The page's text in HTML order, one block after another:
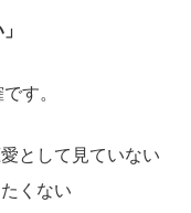
す。
として見ていない
くない